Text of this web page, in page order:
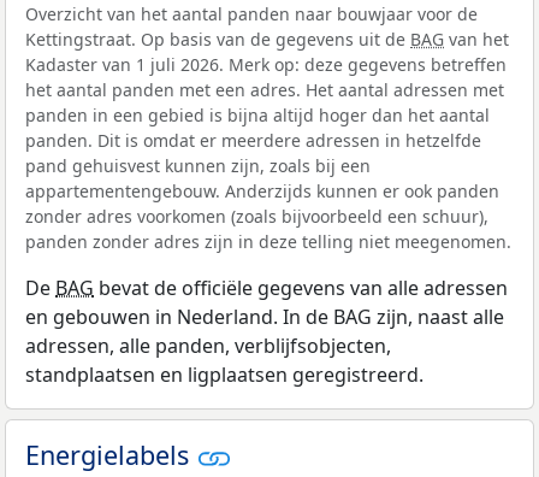
Overzicht van het aantal panden naar bouwjaar voor de
Kettingstraat. Op basis van de gegevens uit de BAG van het
Kadaster van 1 juli 2026. Merk op: deze gegevens betreffen
het aantal panden met een adres. Het aantal adressen met
panden in een gebied is bijna altijd hoger dan het aantal
panden. Dit is omdat er meerdere adressen in hetzelfde
pand gehuisvest kunnen zijn, zoals bij een
appartementengebouw. Anderzijds kunnen er ook panden
zonder adres voorkomen (zoals bijvoorbeeld een schuur),
panden zonder adres zijn in deze telling niet meegenomen.
De BAG bevat de officiële gegevens van alle adressen
en gebouwen in Nederland. In de BAG zijn, naast alle
adressen, alle panden, verblijfsobjecten,
standplaatsen en ligplaatsen geregistreerd.
Energielabels